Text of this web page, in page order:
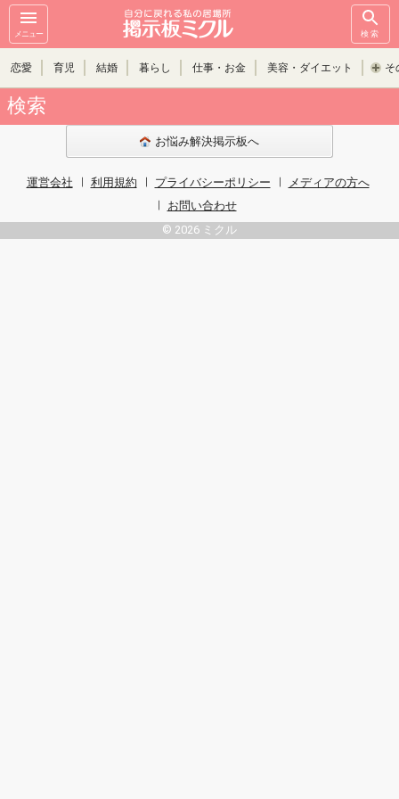
メニュー 検索
恋愛 育児 結婚 暮らし 仕事・お金 美容・ダイエット そ
検索
お悩み解決掲示板へ
運営会社 利用規約 プライバシーポリシー
メディアの方へ
お問い合わせ
© 2026 ミクル